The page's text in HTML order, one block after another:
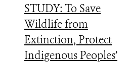
STUDY: To Save
Wildlife from
Extinction, Protect
Indigenous Peoples’